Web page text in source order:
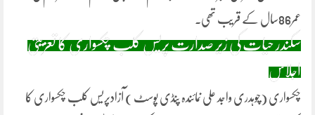
عمر86سال کے قریب تھی۔
سکندر حیات کی زیر صدارت پریس کلب چکسواری کا تعزیتی
اجلاس
چکسواری (چوہدری واجد علی نمائندہ پنڈی پوسٹ ) آزادپریس کلب چکسواری کا